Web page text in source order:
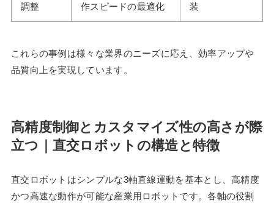
調整
作スピードの最適化
装
これらの事例は様々な業界のニーズに応え、効率アップや
品質向上を実現しています。
高精度制御とカスタマイズ性の高さが際
立つ｜直交ロボットの構造と特徴
直交ロボットはシンプルな3軸直線運動を基本とし、高精度
かつ高速な動作が可能な産業用ロボットです。各軸の役割